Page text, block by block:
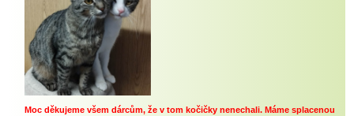
Moc děkujeme všem dárcům, že v tom kočičky nenechali. Máme splacenou